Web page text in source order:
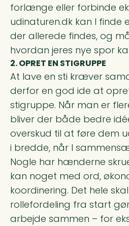
forlænge eller forbinde
udinaturen.dk kan I finde
der allerede findes, og
hvordan jeres nye spor
2. OPRET EN STIGRUPPE
At lave en sti kræver
derfor en god ide at
stigruppe. Når man er
bliver der både bedre
overskud til at føre dem
i bredde, når I
Nogle har hænderne
kan noget med ord,
koordinering. Det hele
rollefordeling fra start
arbejde sammen – for